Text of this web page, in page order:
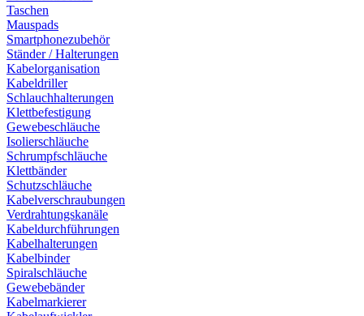
Taschen
Mauspads
Smartphonezubehör
Ständer / Halterungen
Kabelorganisation
Kabeldriller
Schlauchhalterungen
Klettbefestigung
Gewebeschläuche
Isolierschläuche
Schrumpfschläuche
Klettbänder
Schutzschläuche
Kabelverschraubungen
Verdrahtungskanäle
Kabeldurchführungen
Kabelhalterungen
Kabelbinder
Spiralschläuche
Gewebebänder
Kabelmarkierer